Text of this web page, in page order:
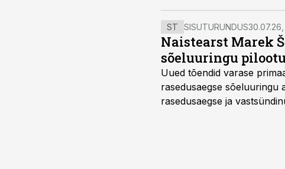
ST SISUTURUNDUS
Naistearst Marek
sõeluuringu
Uued tõendid varase
rasedusaegse sõeluuringu
rasedusaegse ja